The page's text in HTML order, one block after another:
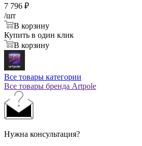
7 796 ₽
/шт
В корзину
Купить в один клик
В корзину
Все товары категории
Все товары бренда Artpole
Нужна консультация?